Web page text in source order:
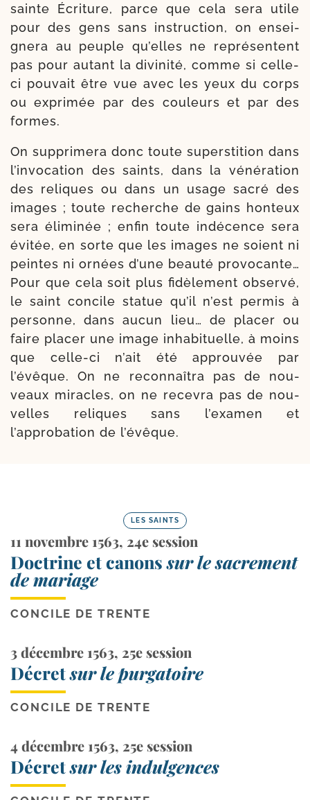
sainte Écriture, parce que cela sera utile
pour des gens sans ins­truc­tion, on ensei­
gne­ra au peuple qu’elles ne repré­sentent
pas pour autant la divi­ni­té, comme si celle-​
ci pou­vait être vue avec les yeux du corps
ou expri­mée par des cou­leurs et par des
formes.
On sup­pri­me­ra donc toute super­sti­tion dans
l’invocation des saints, dans la véné­ra­tion
des reliques ou dans un usage sacré des
images ; toute recherche de gains hon­teux
sera éli­mi­née ; enfin toute indé­cence sera
évi­tée, en sorte que les images ne soient ni
peintes ni ornées d’une beau­té pro­vo­cante…
Pour que cela soit plus fidè­le­ment obser­vé,
le saint concile sta­tue qu’il n’est per­mis à
per­sonne, dans aucun lieu… de pla­cer ou
faire pla­cer une image inha­bi­tuelle, à moins
que celle-​ci n’ait été approu­vée par
l’évêque. On ne recon­naî­tra pas de nou­
veaux miracles, on ne rece­vra pas de nou­
velles reliques sans l’examen et
l’approbation de l’évêque.
LES SAINTS
11 novembre 1563, 24e session
Doctrine et canonssur le sacrement
de mariage
CONCILE DE TRENTE
3 décembre 1563, 25e session
Décretsur le purgatoire
CONCILE DE TRENTE
4 décembre 1563, 25e session
Décretsur les indulgences